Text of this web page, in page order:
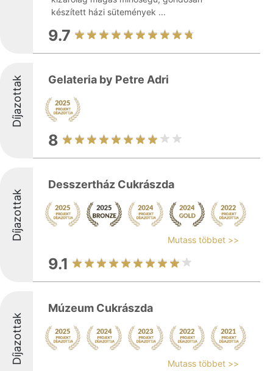
készített házi sütemények ...
9.7
Díjazottak Gelateria by Petre Adri
8
Díjazottak
Desszertház Cukrászda
Mutass többet >>
9.1
Díjazottak
Múzeum Cukrászda
Mutass többet >>